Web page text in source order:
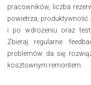
pracowników, liczba
powietrza, produktywność
i po wdrożeniu oraz
Zbieraj regularne
problemów da się
kosztownym remontem.